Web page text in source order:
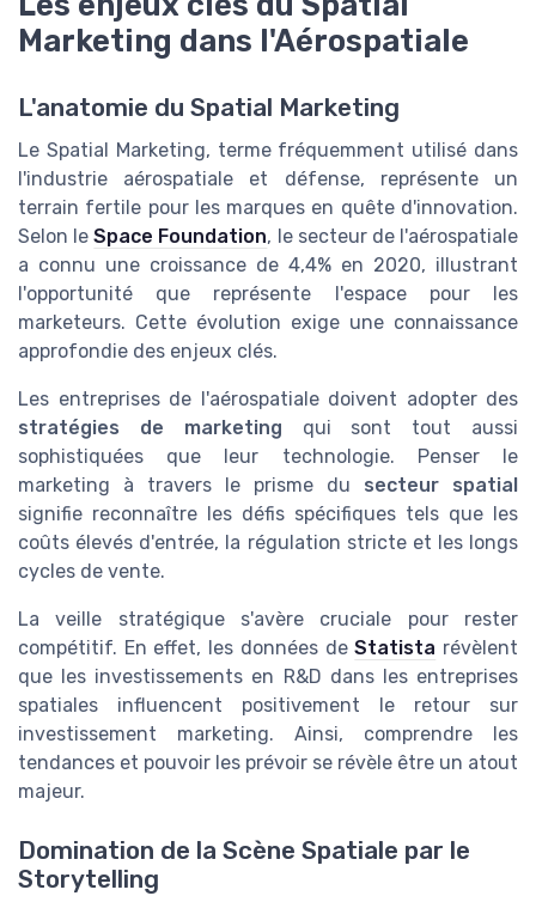
Marketing dans l'Aérospatiale
L'anatomie du Spatial Marketing
Le Spatial Marketing, terme fréquemment utilisé dans
l'industrie aérospatiale et défense, représente un
terrain fertile pour les marques en quête d'innovation.
Selon leSpace Foundation, le secteur de l'aérospatiale
a connu une croissance de 4,4% en 2020, illustrant
l'opportunité que représente l'espace pour les
marketeurs. Cette évolution exige une connaissance
approfondie des enjeux clés.
Les entreprises de l'aérospatiale doivent adopter des
stratégies de marketing qui sont tout aussi
sophistiquées que leur technologie. Penser le
marketing à travers le prisme du secteur spatial
signifie reconnaître les défis spécifiques tels que les
coûts élevés d'entrée, la régulation stricte et les longs
cycles de vente.
La veille stratégique s'avère cruciale pour rester
compétitif. En effet, les données deStatista révèlent
que les investissements en R&D dans les entreprises
spatiales influencent positivement le retour sur
investissement marketing. Ainsi, comprendre les
tendances et pouvoir les prévoir se révèle être un atout
majeur.
Domination de la Scène Spatiale par le
Storytelling